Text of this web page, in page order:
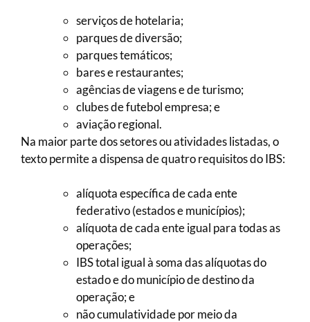
serviços de hotelaria;
parques de diversão;
parques temáticos;
bares e restaurantes;
agências de viagens e de turismo;
clubes de futebol empresa; e
aviação regional.
Na maior parte dos setores ou atividades listadas, o
texto permite a dispensa de quatro requisitos do IBS:
alíquota específica de cada ente
federativo (estados e municípios);
alíquota de cada ente igual para todas as
operações;
IBS total igual à soma das alíquotas do
estado e do município de destino da
operação; e
não cumulatividade por meio da